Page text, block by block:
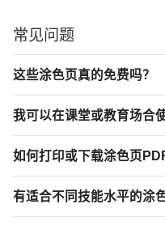
常见问题
这些涂色页真的免费吗？
我可以在课堂或教育场合
如何打印或下载涂色页
有适合不同技能水平的涂